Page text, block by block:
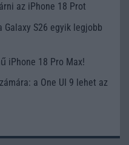
az iPhone 18 Prot
Galaxy S26 egyik legjobb
iPhone 18 Pro Max!
a One UI 9 lehet az